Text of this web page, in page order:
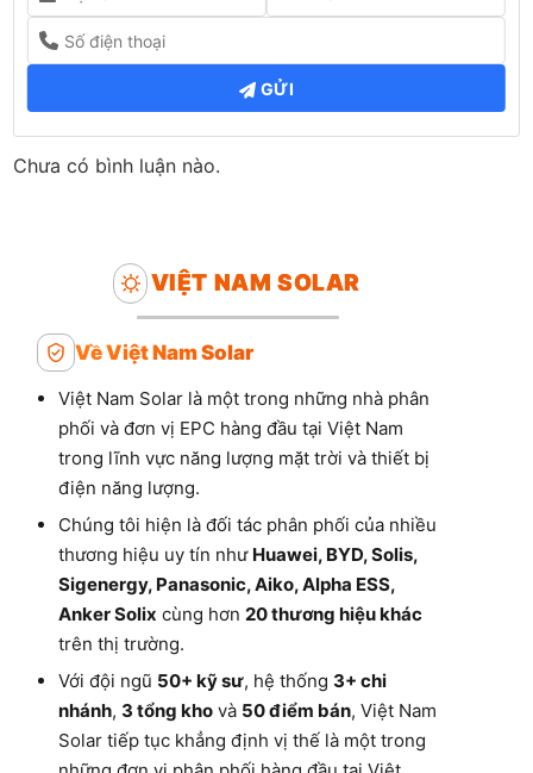
GỬI
Chưa có bình luận nào.
VIỆT NAM SOLAR
Về Việt Nam Solar
Việt Nam Solar là một trong những nhà phân
phối và đơn vị EPC hàng đầu tại Việt Nam
trong lĩnh vực năng lượng mặt trời và thiết bị
điện năng lượng.
Chúng tôi hiện là đối tác phân phối của nhiều
thương hiệu uy tín như Huawei, BYD, Solis,
Sigenergy, Panasonic, Aiko, Alpha ESS,
Anker Solix cùng hơn 20 thương hiệu khác
trên thị trường.
Với đội ngũ 50+ kỹ sư, hệ thống 3+ chi
nhánh, 3 tổng kho và 50 điểm bán, Việt Nam
Solar tiếp tục khẳng định vị thế là một trong